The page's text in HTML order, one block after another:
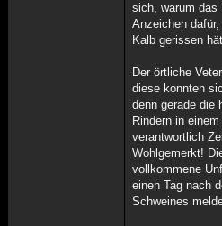
sich, warum das
Anzeichen
Kalb gerissen
Der örtliche
diese konnten
denn gerade die
Rindern in
verantwortlich
Wohlgemerkt!
vollkommene
einen Tag nach
Schweines